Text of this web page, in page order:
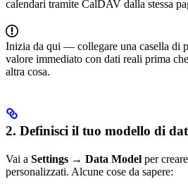
calendari tramite CalDAV dalla stessa
Inizia da qui — collegare una casella di
valore immediato con dati reali prima
altra cosa.
2. Definisci il tuo modello di
Vai a Settings → Data Model per
personalizzati. Alcune cose da sapere: